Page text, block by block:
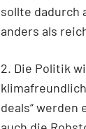
sollte dadurch
anders als
2. Die Politik
deals“